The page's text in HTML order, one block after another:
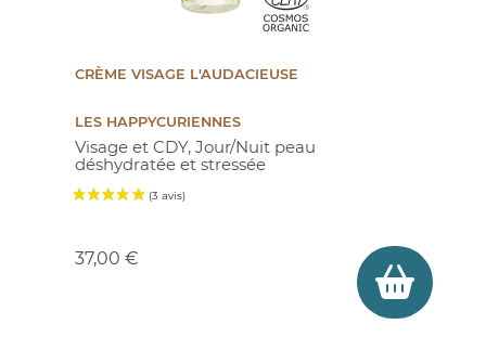
CRÈME VISAGE L'AUDACIEUSE
LES HAPPYCURIENNES
Visage et CDY, Jour/Nuit peau
déshydratée et stressée
37,00 €